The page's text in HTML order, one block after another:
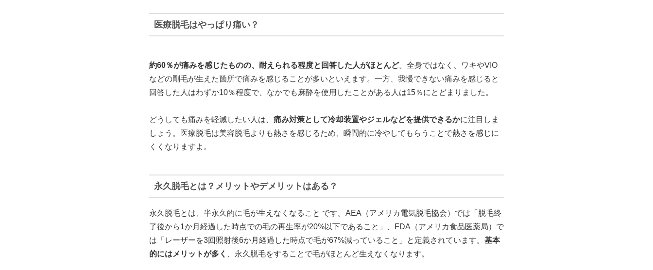
医療脱毛はやっぱり痛い？
約60％が痛みを感じたものの、耐えられる程度と回答した人がほとんど。全身ではなく、ワキやVIO
などの剛毛が生えた箇所で痛みを感じることが多いといえます。一方、我慢できない痛みを感じると
回答した人はわずか10％程度で、なかでも麻酔を使用したことがある人は15％にとどまりました。
どうしても痛みを軽減したい人は、 痛み対策として冷却装置やジェルなどを提供できるかに注目しま
しょう。医療脱毛は美容脱毛よりも熱さを感じるため、瞬間的に冷やしてもらうことで熱さを感じに
くくなりますよ。
永久脱毛とは？メリットやデメリットはある？
永久脱毛とは、半永久的に毛が生えなくなること です。AEA（アメリカ電気脱毛協会）では「脱毛終
了後から1か月経過した時点での毛の再生率が20%以下であること」、FDA（アメリカ食品医薬局）で
は「レーザーを3回照射後6か月経過した時点で毛が67%減っていること」と定義されています。 基本
的にはメリットが多く
、永久脱毛をすることで毛がほとんど生えなくなります。